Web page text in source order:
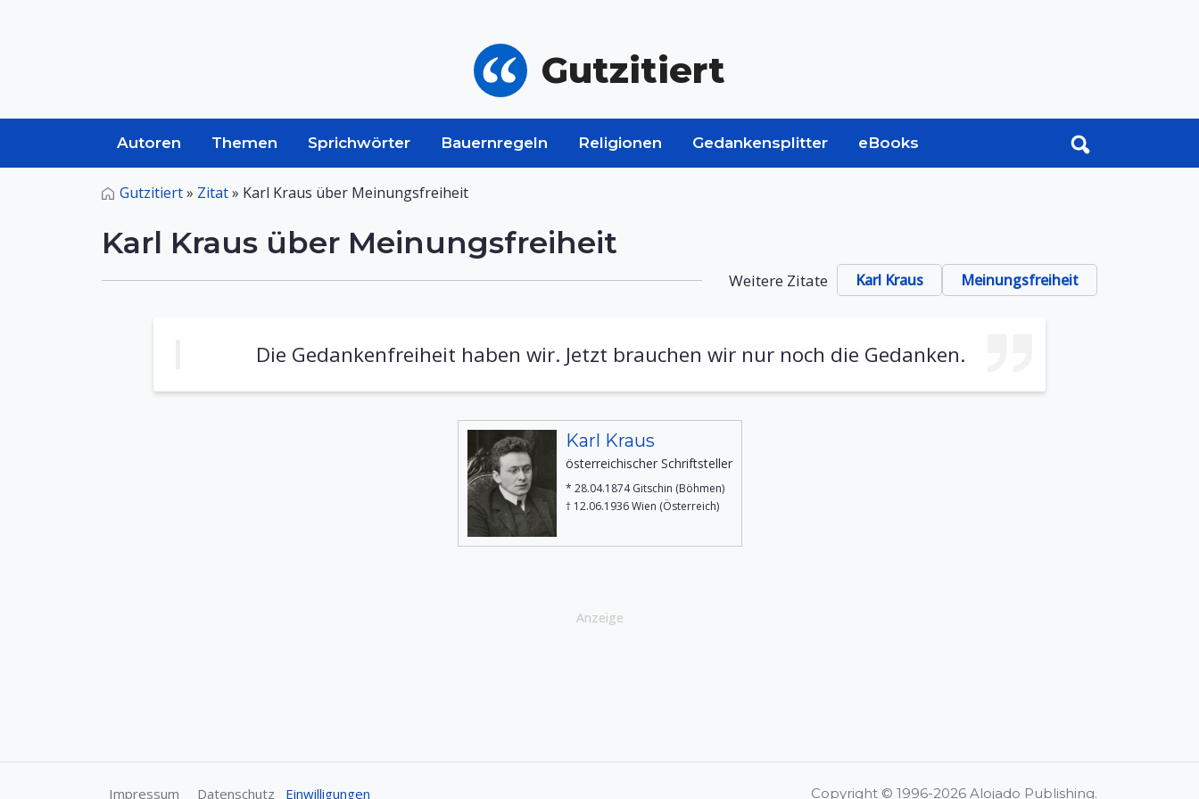
Gutzitiert
Autoren Themen Sprichwörter Bauernregeln Religionen Gedankensplitter eBooks
Gutzitiert» Zitat» Karl Kraus über Meinungsfreiheit
Karl Kraus über Meinungsfreiheit
Weitere Zitate Karl Kraus Meinungsfreiheit
Die Gedankenfreiheit haben wir. Jetzt brauchen wir nur noch die Gedanken.
Karl Kraus
österreichischer Schriftsteller
* 28.04.1874 Gitschin (Böhmen)
† 12.06.1936 Wien (Österreich)
Anzeige
Impressum Datenschutz Einwilligungen Copyright © 1996-2026 Alojado Publishing.